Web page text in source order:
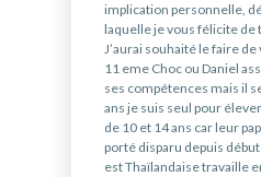
implication personnelle,
laquelle je vous félicite de
J’aurai souhaité le faire
11 eme Choc ou Daniel
ses compétences mais il
ans je suis seul pour
de 10 et 14 ans car leur
porté disparu depuis
est Thaïlandaise travaille